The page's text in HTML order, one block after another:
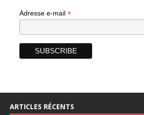
Adresse e-mail *
ARTICLES RÉCENTS